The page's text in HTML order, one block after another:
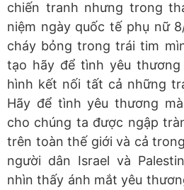
chiến tranh nhưng trong
niệm ngày quốc tế phụ nữ
cháy bỏng trong trái tim
tạo hãy để tình yêu
hình kết nối tất cả những
Hãy để tình yêu thương
cho chúng ta được ngập
trên toàn thế giới và cả
người dân Israel và
nhìn thấy ánh mắt yêu